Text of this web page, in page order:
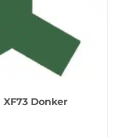
XF73 Donker